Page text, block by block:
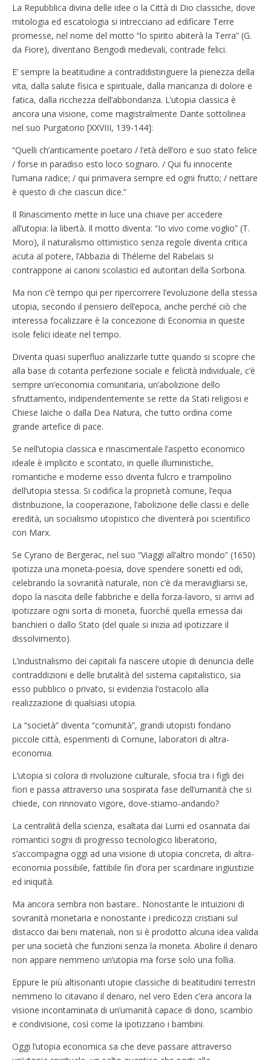
La Repubblica divina delle idee o la Città di Dio classiche, dove
mitologia ed escatologia si intrecciano ad edificare Terre
promesse, nel nome del motto “lo spirito abiterà la Terra” (G.
da Fiore), diventano Bengodi medievali, contrade felici.
E’ sempre la beatitudine a contraddistinguere la pienezza della
vita, dalla salute fisica e spirituale, dalla mancanza di dolore e
fatica, dalla ricchezza dell’abbondanza. L’utopia classica è
ancora una visione, come magistralmente Dante sottolinea
nel suo Purgatorio [XXVIII, 139-144]:
“Quelli ch’anticamente poetaro / l’età dell’oro e suo stato felice
/ forse in paradiso esto loco sognaro. / Qui fu innocente
l’umana radice; / qui primavera sempre ed ogni frutto; / nettare
è questo di che ciascun dice.”
Il Rinascimento mette in luce una chiave per accedere
all’utopia: la libertà. Il motto diventa: “Io vivo come voglio” (T.
Moro), il naturalismo ottimistico senza regole diventa critica
acuta al potere, l’Abbazia di Théleme del Rabelais si
contrappone ai canoni scolastici ed autoritari della Sorbona.
Ma non c’è tempo qui per ripercorrere l’evoluzione della stessa
utopia, secondo il pensiero dell’epoca, anche perché ciò che
interessa focalizzare è la concezione di Economia in queste
isole felici ideate nel tempo.
Diventa quasi superfluo analizzarle tutte quando si scopre che
alla base di cotanta perfezione sociale e felicità individuale, c’è
sempre un’economia comunitaria, un’abolizione dello
sfruttamento, indipendentemente se rette da Stati religiosi e
Chiese laiche o dalla Dea Natura, che tutto ordina come
grande artefice di pace.
Se nell’utopia classica e rinascimentale l’aspetto economico
ideale è implicito e scontato, in quelle illuministiche,
romantiche e moderne esso diventa fulcro e trampolino
dell’utopia stessa. Si codifica la proprietà comune, l’equa
distribuzione, la cooperazione, l’abolizione delle classi e delle
eredità, un socialismo utopistico che diventerà poi scientifico
con Marx.
Se Cyrano de Bergerac, nel suo “Viaggi all’altro mondo” (1650)
ipotizza una moneta-poesia, dove spendere sonetti ed odi,
celebrando la sovranità naturale, non c’è da meravigliarsi se,
dopo la nascita delle fabbriche e della forza-lavoro, si arrivi ad
ipotizzare ogni sorta di moneta, fuorché quella emessa dai
banchieri o dallo Stato (del quale si inizia ad ipotizzare il
dissolvimento).
L’industrialismo dei capitali fa nascere utopie di denuncia delle
contraddizioni e delle brutalità del sistema capitalistico, sia
esso pubblico o privato, si evidenzia l’ostacolo alla
realizzazione di qualsiasi utopia.
La “società” diventa “comunità”, grandi utopisti fondano
piccole città, esperimenti di Comune, laboratori di altra-
economia.
L’utopia si colora di rivoluzione culturale, sfocia tra i figli dei
fiori e passa attraverso una sospirata fase dell’umanità che si
chiede, con rinnovato vigore, dove-stiamo-andando?
La centralità della scienza, esaltata dai Lumi ed osannata dai
romantici sogni di progresso tecnologico liberatorio,
s’accompagna oggi ad una visione di utopia concreta, di altra-
economia possibile, fattibile fin d’ora per scardinare ingiustizie
ed iniquità.
Ma ancora sembra non bastare.. Nonostante le intuizioni di
sovranità monetaria e nonostante i predicozzi cristiani sul
distacco dai beni materiali, non si è prodotto alcuna idea valida
per una società che funzioni senza la moneta. Abolire il denaro
non appare nemmeno un’utopia ma forse solo una follia.
Eppure le più altisonanti utopie classiche di beatitudini terrestri
nemmeno lo citavano il denaro, nel vero Eden c’era ancora la
visione incontaminata di un’umanità capace di dono, scambio
e condivisione, così come la ipotizzano i bambini.
Oggi l’utopia economica sa che deve passare attraverso